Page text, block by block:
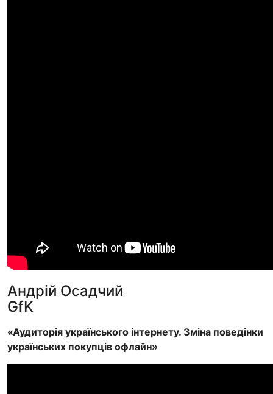
Андрій Осадчий
GfK
«Аудиторія українського інтернету. Зміна поведінки
українських покупців офлайн»